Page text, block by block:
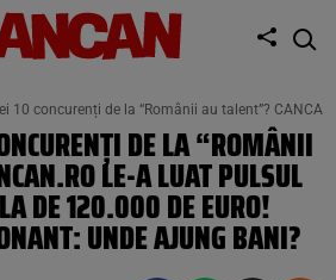
10 concurenți de la “Românii au talent”?
DE LA “ROMÂNII
LE-A LUAT PULSUL
DE 120.000 DE EURO!
UNDE AJUNG BANI?